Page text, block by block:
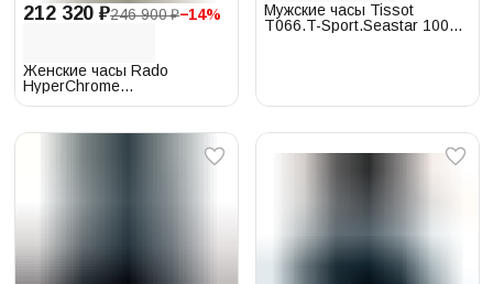
212 320 ₽246 900 ₽−14%
Женские часы Rado
HyperChrome
Мужские часы Tissot
T066.T-Sport.Seastar 1000